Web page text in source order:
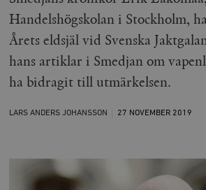
Handelshögskolan i Stockholm,
Årets eldsjäl vid Svenska
hans artiklar i Smedjan om
ha bidragit till utmärkelsen.
LARS ANDERS JOHANSSON 27 NOVEMBER 2019